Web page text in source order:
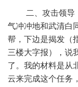
二、攻击领导，
气冲冲地和武清白
帮，下边是揭发（
三楼大字报），说
了。我的材料是从
云来完成这个任务